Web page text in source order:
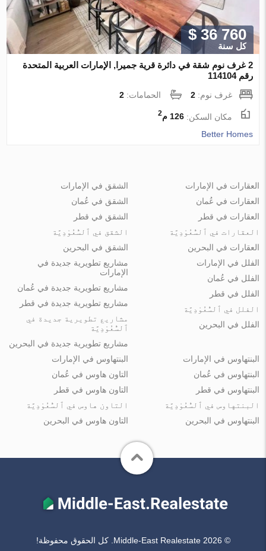
$ 36 760
كل سنة
2 غرف نوم شقة في دائرة قرية جميرا, الإمارات العربية المتحدة
رقم 114104
غرف نوم:2 الحمامات:2
مكان السكن:126 م 2
Better Homes
العقارات في الإمارات
العقارات في عُمان
العقارات في قطر
العقارات في ٱلسُّعُوْدِيَّة
العقارات في البحرين
الشقق في الإمارات
الشقق في عُمان
الشقق في قطر
الشقق في ٱلسُّعُوْدِيَّة
الشقق في البحرين
الفلل في الإمارات
الفلل في عُمان
الفلل في قطر
الفلل في ٱلسُّعُوْدِيَّة
الفلل في البحرين
مشاريع تطويرية جديدة في
الإمارات
مشاريع تطويرية جديدة في عُمان
مشاريع تطويرية جديدة في قطر
مشاريع تطويرية جديدة في
ٱلسُّعُوْدِيَّة
مشاريع تطويرية جديدة في البحرين
البنتهاوس في الإمارات
البنتهاوس في عُمان
البنتهاوس في قطر
البنتهاوس في ٱلسُّعُوْدِيَّة
البنتهاوس في البحرين
البنتهاوس في الإمارات
التاون هاوس في عُمان
التاون هاوس في قطر
التاون هاوس في ٱلسُّعُوْدِيَّة
التاون هاوس في البحرين
© Middle-East Realestate 2026. كل الحقوق محفوظة!